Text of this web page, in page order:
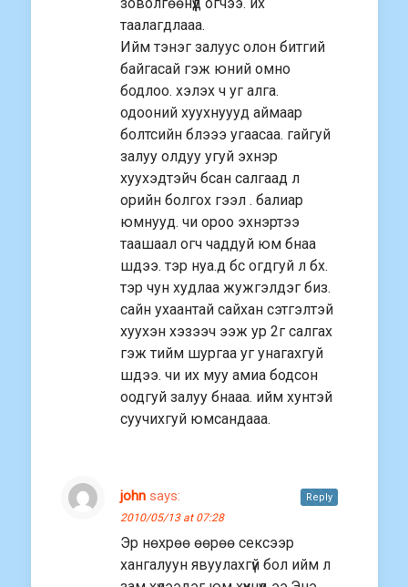
зоволгөөнүүд огчээ. их
таалагдлааа.
Ийм тэнэг залуус олон битгий
байгасай гэж юний омно
бодлоо. хэлэх ч уг алга.
одооний хуухнуууд аймаар
болтсийн блэээ угаасаа. гайгуй
залуу олдуу угуй эхнэр
хуухэдтэйч бсан салгаад л
орийн болгох гээл . балиар
юмнууд. чи ороо эхнэртээ
таашаал огч чаддуй юм бнаа
шдээ. тэр нуа.д бс огдгуй л бх.
тэр чун худлаа жужгэлдэг биз.
сайн ухаантай сайхан сэтгэлтэй
хуухэн хэзээч ээж ур 2г салгах
гэж тийм шургаа уг унагахгуй
шдээ. чи их муу амиа бодсон
оодгуй залуу бнааа. ийм хунтэй
суучихгуй юмсандааа.
john says:
2010/05/13 at 07:28
Эр нөхрөө өөрөө сексээр
хангалуун явуулахгүй бол ийм л
Reply